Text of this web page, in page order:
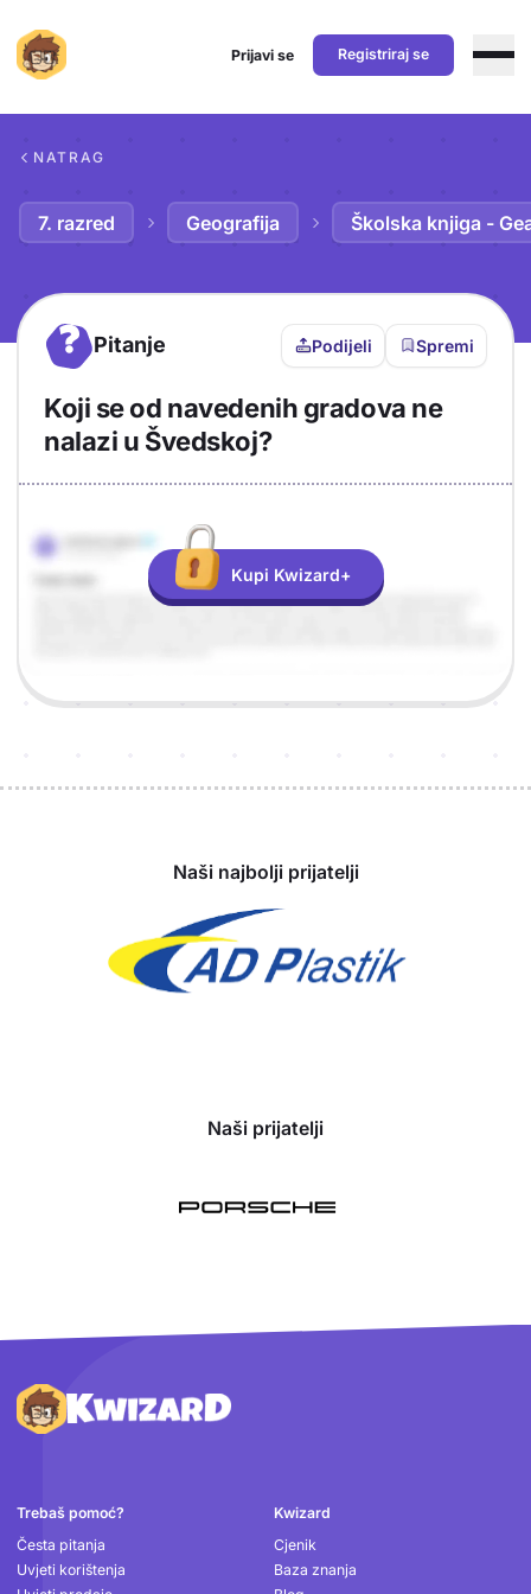
Prijavi se Registriraj se
NATRAG
7. razred Geografija Školska knjiga -
? Pitanje Podijeli Spremi
Koji se od navedenih gradova ne
nalazi u Švedskoj?
Odgovor
Objašnjenje
Kupi Kwizard+
Naši najbolji prijatelji
Naši prijatelji
Podnožje
Trebaš pomoć?
Česta pitanja
Uvjeti korištenja
Kwizard
Cjenik
Baza znanja